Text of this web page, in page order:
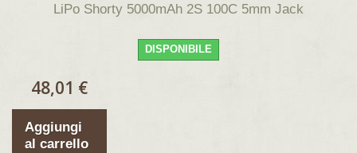
LiPo Shorty 5000mAh 2S 100C 5mm Jack
DISPONIBILE
48,01 €
Aggiungi
al carrello